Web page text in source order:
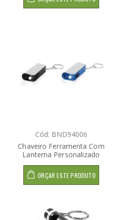
Cód: BND94006
Chaveiro Ferramenta Com
Lanterna Personalizado
ORÇAR ESTE PRODUTO